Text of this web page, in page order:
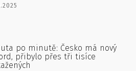
po minutě: Česko má nový
přibylo přes tři tisíce